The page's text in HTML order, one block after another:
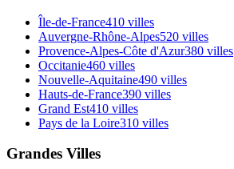
Île-de-France410 villes
Auvergne-Rhône-Alpes520 villes
Provence-Alpes-Côte d'Azur380 villes
Occitanie460 villes
Nouvelle-Aquitaine490 villes
Hauts-de-France390 villes
Grand Est410 villes
Pays de la Loire310 villes
Grandes Villes